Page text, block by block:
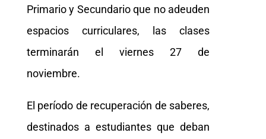
Primario y Secundario que no adeuden
espacios curriculares, las clases
terminarán el viernes 27 de
noviembre.
El período de recuperación de saberes,
destinados a estudiantes que deban